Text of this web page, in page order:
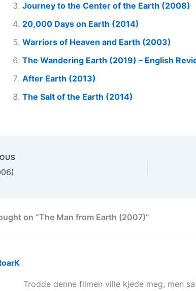
Journey to the Center of the Earth (2008)
20,000 Days on Earth (2014)
Warriors of Heaven and Earth (2003)
The Wandering Earth (2019) – English
After Earth (2013)
The Salt of the Earth (2014)
on “The Man from Earth (2007)”
Trodde denne filmen ville kjede meg, men